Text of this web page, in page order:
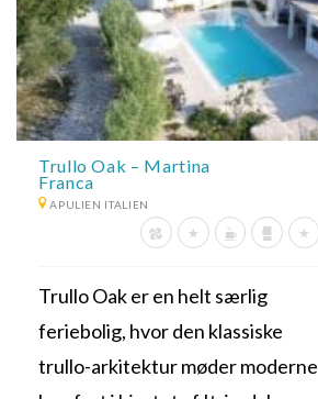
Trullo Oak – Martina
Franca
APULIEN ITALIEN
Trullo Oak er en helt særlig
feriebolig, hvor den klassiske
trullo-arkitektur møder moderne